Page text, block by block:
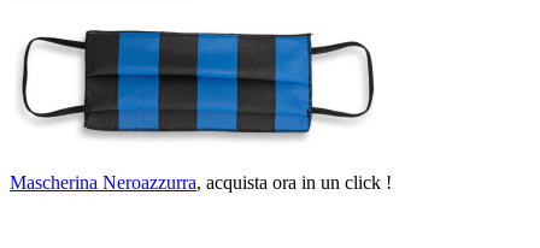
Mascherina Neroazzurra, acquista ora in un click !